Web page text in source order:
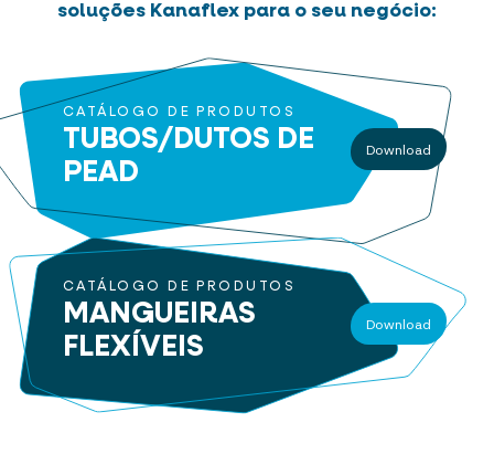
soluções Kanaflex para o seu negócio:
CATÁLOGO DE PRODUTOS
TUBOS/DUTOS DE
PEAD
Download
CATÁLOGO DE PRODUTOS
MANGUEIRAS
FLEXÍVEIS
Download